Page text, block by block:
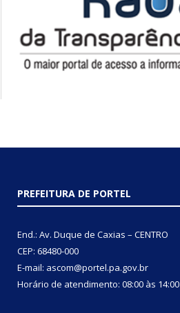
PREFEITURA DE PORTEL
End.: Av. Duque de Caxias – CENTRO
CEP: 68480-000
E-mail: ascom@portel.pa.gov.br
Horário de atendimento: 08:00 às 14:00